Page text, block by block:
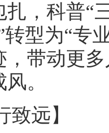
扎，科普“
转型为“专
，带动更
。
致远】